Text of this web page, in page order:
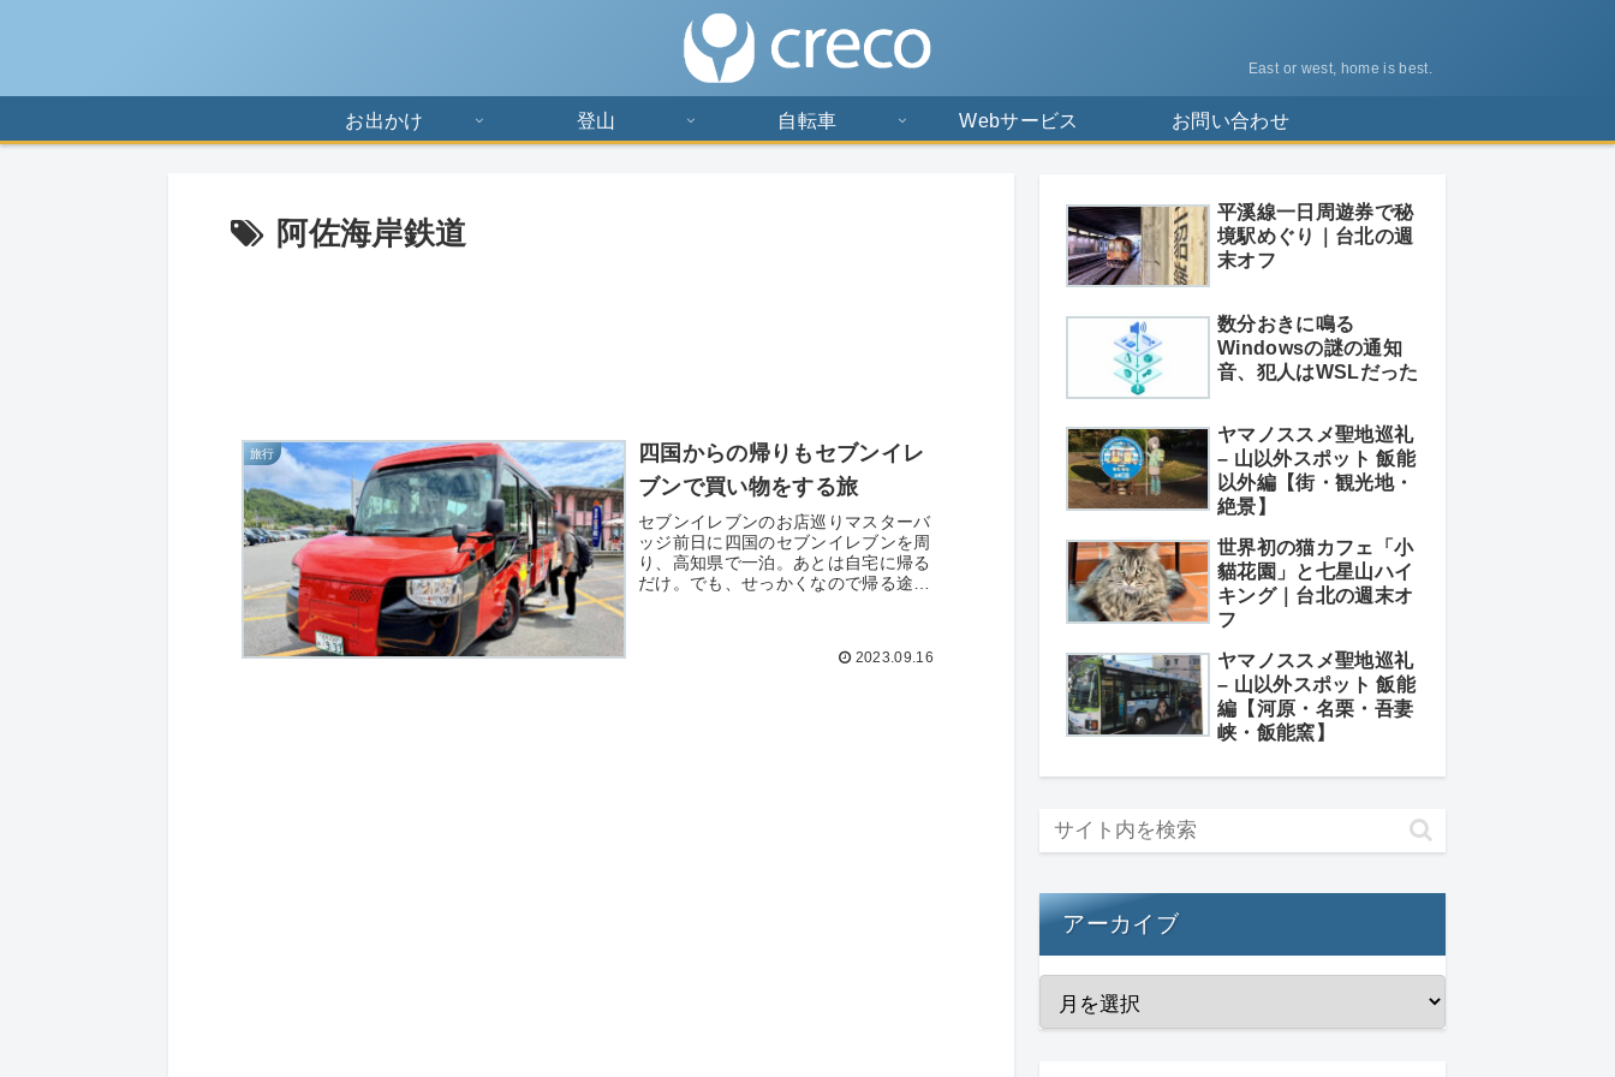
East or west, home is best.
お出かけ 登山 自転車 Webサービス お問い合わせ
阿佐海岸鉄道
旅行
四国からの帰りもセブンイレ
ブンで買い物をする旅
セブンイレブンのお店巡りマスターバ
ッジ前日に四国のセブンイレブンを周
り、高知県で一泊。あとは自宅に帰る
だけ。でも、せっかくなので帰る途中
2023.09.16
平溪線一日周遊券で秘
境駅めぐり｜台北の週
末オフ
数分おきに鳴る
Windowsの謎の通知
音、犯人はWSLだった
ヤマノススメ聖地巡礼
– 山以外スポット 飯能
以外編【街・観光地・
絶景】
世界初の猫カフェ「小
貓花園」と七星山ハイ
キング｜台北の週末オ
フ
ヤマノススメ聖地巡礼
– 山以外スポット 飯能
編【河原・名栗・吾妻
峡・飯能窯】
アーカイブ